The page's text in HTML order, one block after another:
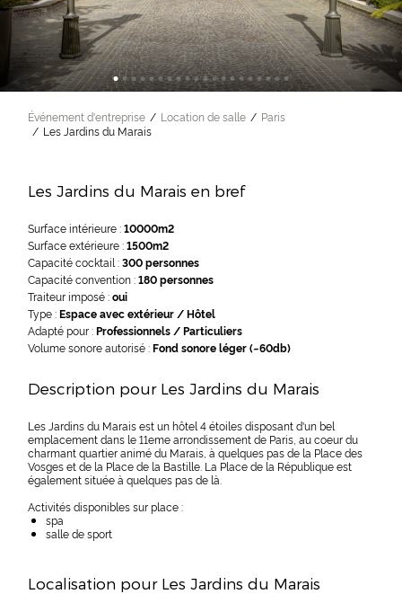
Événement d'entreprise Location de salle
Paris
Les Jardins du Marais
Les Jardins du Marais en bref
Surface intérieure :10000m2
Surface extérieure :1500m2
Capacité cocktail :300 personnes
Capacité convention :180 personnes
Traiteur imposé :oui
Type :
Espace avec extérieur / Hôtel
Adapté pour :
Professionnels / Particuliers
Volume sonore autorisé :Fond sonore léger (~60db)
Description pour Les Jardins du Marais
Les Jardins du Marais est un hôtel 4 étoiles disposant d'un bel
emplacement dans le 11eme arrondissement de Paris, au coeur du
charmant quartier animé du Marais, à quelques pas de la Place des
Vosges et de la Place de la Bastille. La Place de la République est
également située à quelques pas de là.
Activités disponibles sur place :
spa
salle de sport
Localisation pour Les Jardins du Marais